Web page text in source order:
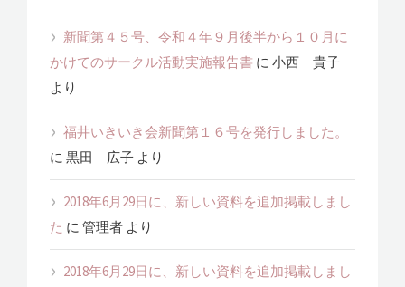
新聞第４５号、令和４年９月後半から１０月に
かけてのサークル活動実施報告書 に 小西 貴子
より
福井いきいき会新聞第１６号を発行しました。
に 黒田 広子 より
2018年6月29日に、新しい資料を追加掲載しまし
た に 管理者 より
2018年6月29日に、新しい資料を追加掲載しまし